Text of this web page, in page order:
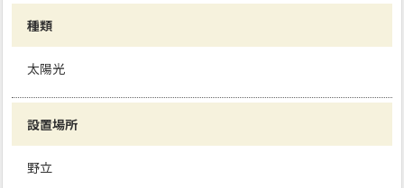
種類
太陽光
設置場所
野立